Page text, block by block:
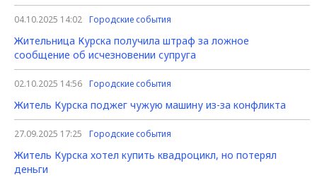
04.10.2025 14:02 Городские события
Жительница Курска получила штраф за ложное
сообщение об исчезновении супруга
02.10.2025 14:56 Городские события
Житель Курска поджег чужую машину из-за конфликта
27.09.2025 17:25 Городские события
Житель Курска хотел купить квадроцикл, но потерял
деньги